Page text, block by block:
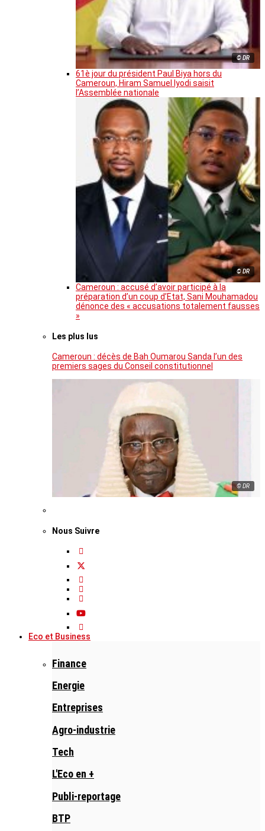
© DR
61è jour du président Paul Biya hors du
Cameroun, Hiram Samuel Iyodi saisit
l’Assemblée nationale
© DR
Cameroun : accusé d’avoir participé à la
préparation d’un coup d’Etat, Sani Mouhamadou
dénonce des « accusations totalement fausses
»
Les plus lus
Cameroun : décès de Bah Oumarou Sanda l’un des
premiers sages du Conseil constitutionnel
© DR
Nous Suivre
Eco et Business
Finance
Energie
Entreprises
Agro-industrie
Tech
L'Eco en +
Publi-reportage
BTP